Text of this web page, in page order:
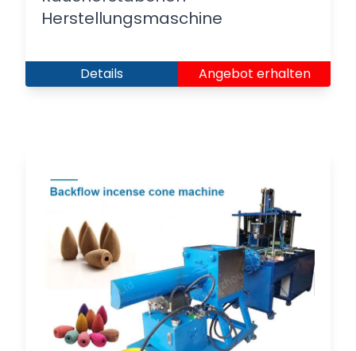
Herstellungsmaschine
Details Angebot erhalten